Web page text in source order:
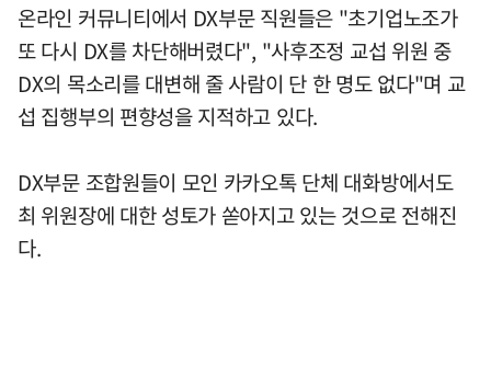
온라인 커뮤니티에서 DX부문 직원들은 "초기업노조가
또 다시 DX를 차단해버렸다", "사후조정 교섭 위원 중
DX의 목소리를 대변해 줄 사람이 단 한 명도 없다"며 교
섭 집행부의 편향성을 지적하고 있다.
DX부문 조합원들이 모인 카카오톡 단체 대화방에서도
최 위원장에 대한 성토가 쏟아지고 있는 것으로 전해진
다.